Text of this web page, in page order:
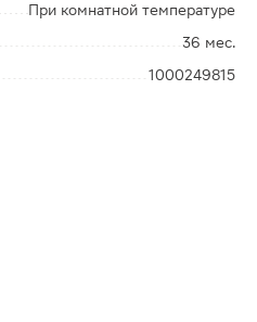
При комнатной температуре
36 мес.
1000249815